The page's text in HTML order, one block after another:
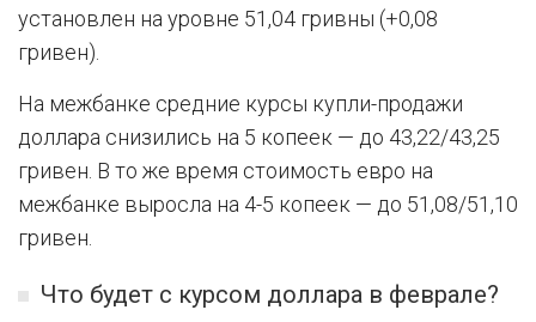
установлен на уровне 51,04 гривны (+0,08
гривен).
На межбанке средние курсы купли-продажи
доллара снизились на 5 копеек — до 43,22/43,25
гривен. В то же время стоимость евро на
межбанке выросла на 4-5 копеек — до 51,08/51,10
гривен.
Что будет с курсом доллара в феврале?